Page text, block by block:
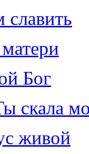
Бог
скала
живой